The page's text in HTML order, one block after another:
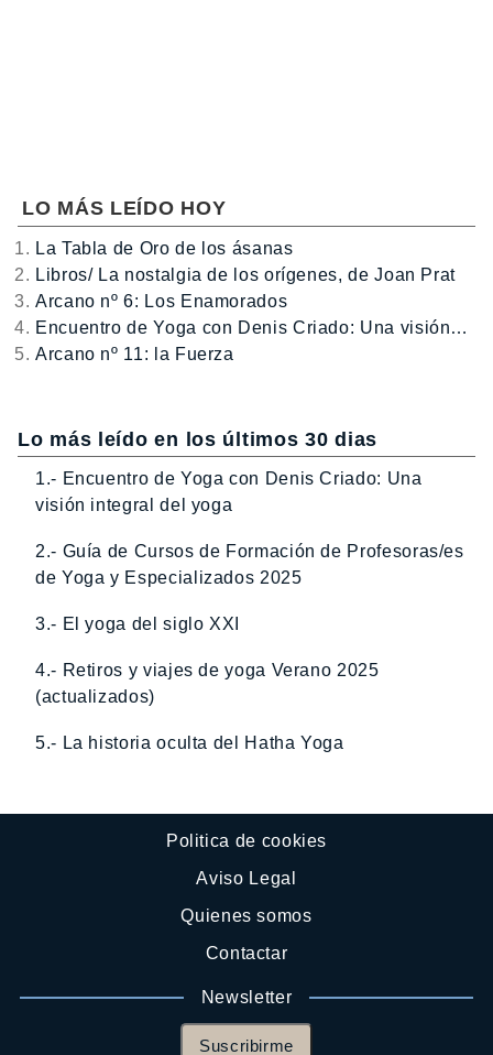
LO MÁS LEÍDO HOY
La Tabla de Oro de los ásanas
Libros/ La nostalgia de los orígenes, de Joan Prat
Arcano nº 6: Los Enamorados
Encuentro de Yoga con Denis Criado: Una visión…
Arcano nº 11: la Fuerza
Lo más leído en los últimos 30 dias
1.- Encuentro de Yoga con Denis Criado: Una
visión integral del yoga
2.- Guía de Cursos de Formación de Profesoras/es
de Yoga y Especializados 2025
3.- El yoga del siglo XXI
4.- Retiros y viajes de yoga Verano 2025
(actualizados)
5.- La historia oculta del Hatha Yoga
Politica de cookies
Aviso Legal
Quienes somos
Contactar
Newsletter
Suscribirme